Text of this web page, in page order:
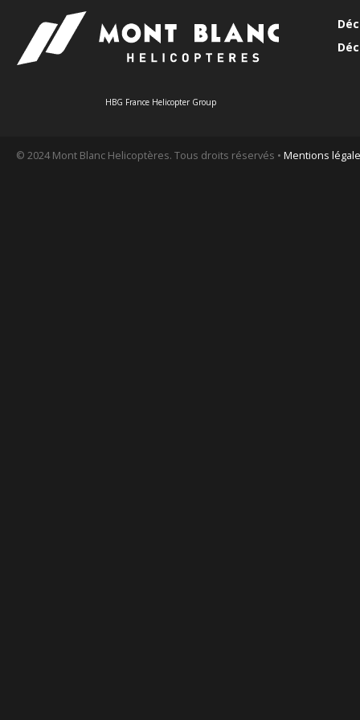
HBG France Helicopter Group
© 2024 Mont Blanc Helicoptères. Tous droits réservés • Mentions